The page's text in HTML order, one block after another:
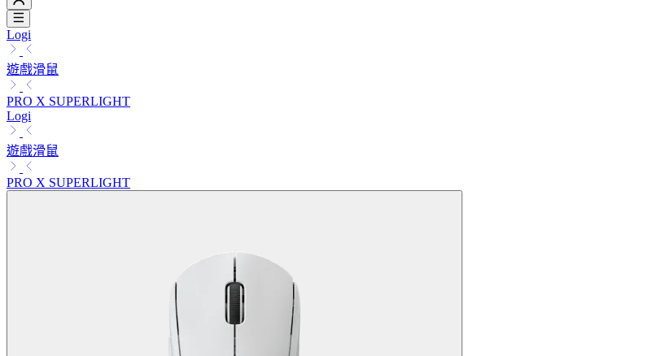
Logi
遊戲滑鼠
PRO X SUPERLIGHT
Logi
遊戲滑鼠
PRO X SUPERLIGHT